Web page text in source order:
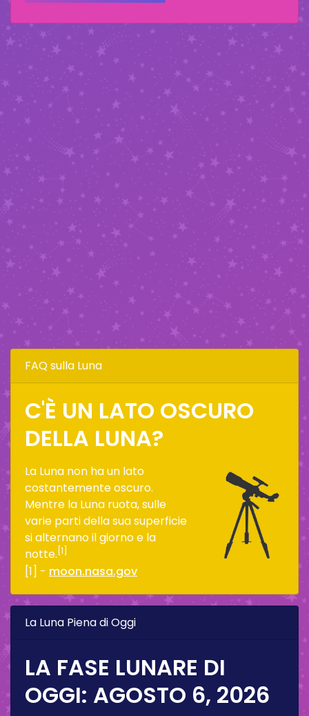
FAQ sulla Luna
C'È UN LATO OSCURO
DELLA LUNA?
La Luna non ha un lato
costantemente oscuro.
Mentre la Luna ruota, sulle
varie parti della sua superficie
si alternano il giorno e la
notte. [1]
[1] - moon.nasa.gov
La Luna Piena di Oggi
LA FASE LUNARE DI
OGGI: AGOSTO 6, 2026